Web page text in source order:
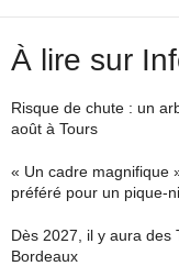
À lire sur
Risque de chute : un
août à Tours
« Un cadre magnifique
préféré pour un pique-
Dès 2027, il y aura des
Bordeaux